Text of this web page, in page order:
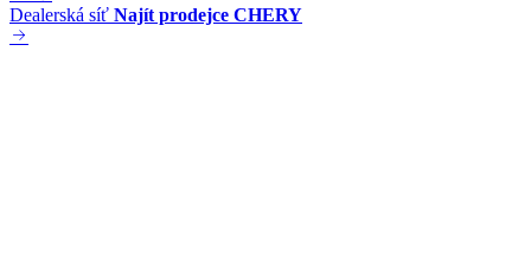
Dealerská síť Najít prodejce CHERY